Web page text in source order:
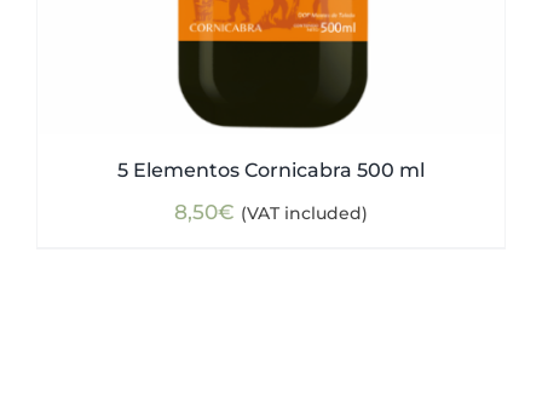
5 Elementos Cornicabra 500 ml
8,50€ (VAT included)